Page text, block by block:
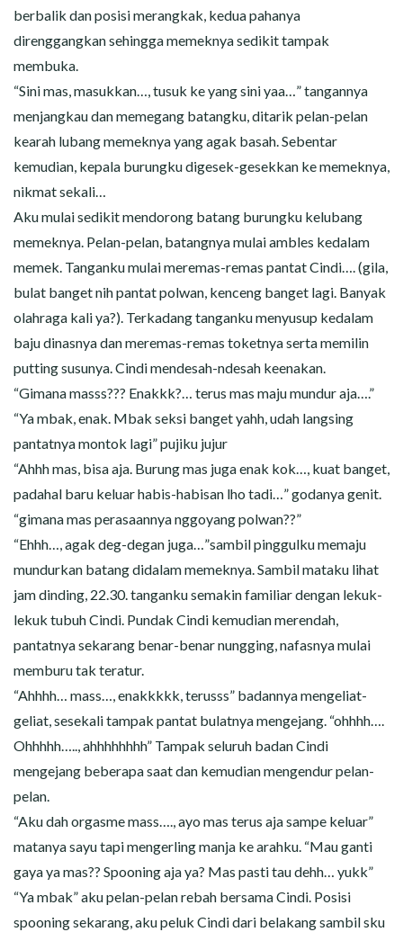
berbalik dan posisi merangkak, kedua pahanya
direnggangkan sehingga memeknya sedikit tampak
membuka.
“Sini mas, masukkan…, tusuk ke yang sini yaa…” tangannya
menjangkau dan memegang batangku, ditarik pelan-pelan
kearah lubang memeknya yang agak basah. Sebentar
kemudian, kepala burungku digesek-gesekkan ke memeknya,
nikmat sekali…
Aku mulai sedikit mendorong batang burungku kelubang
memeknya. Pelan-pelan, batangnya mulai ambles kedalam
memek. Tanganku mulai meremas-remas pantat Cindi…. (gila,
bulat banget nih pantat polwan, kenceng banget lagi. Banyak
olahraga kali ya?). Terkadang tanganku menyusup kedalam
baju dinasnya dan meremas-remas toketnya serta memilin
putting susunya. Cindi mendesah-ndesah keenakan.
“Gimana masss??? Enakkk?… terus mas maju mundur aja….”
“Ya mbak, enak. Mbak seksi banget yahh, udah langsing
pantatnya montok lagi” pujiku jujur
“Ahhh mas, bisa aja. Burung mas juga enak kok…, kuat banget,
padahal baru keluar habis-habisan lho tadi…” godanya genit.
“gimana mas perasaannya nggoyang polwan??”
“Ehhh…, agak deg-degan juga…”sambil pinggulku memaju
mundurkan batang didalam memeknya. Sambil mataku lihat
jam dinding, 22.30. tanganku semakin familiar dengan lekuk-
lekuk tubuh Cindi. Pundak Cindi kemudian merendah,
pantatnya sekarang benar-benar nungging, nafasnya mulai
memburu tak teratur.
“Ahhhh… mass…, enakkkkk, terusss” badannya mengeliat-
geliat, sesekali tampak pantat bulatnya mengejang. “ohhhh….
Ohhhhh….., ahhhhhhhh” Tampak seluruh badan Cindi
mengejang beberapa saat dan kemudian mengendur pelan-
pelan.
“Aku dah orgasme mass…., ayo mas terus aja sampe keluar”
matanya sayu tapi mengerling manja ke arahku. “Mau ganti
gaya ya mas?? Spooning aja ya? Mas pasti tau dehh… yukk”
“Ya mbak” aku pelan-pelan rebah bersama Cindi. Posisi
spooning sekarang, aku peluk Cindi dari belakang sambil sku